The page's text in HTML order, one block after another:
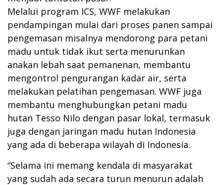
Melalui program ICS, WWF melakukan
pendampingan mulai dari proses panen sampai
pengemasan misalnya mendorong para petani
madu untuk tidak ikut serta menurunkan
anakan lebah saat pemanenan, membantu
mengontrol pengurangan kadar air, serta
melakukan pelatihan pengemasan. WWF juga
membantu menghubungkan petani madu
hutan Tesso Nilo dengan pasar lokal, termasuk
juga dengan jaringan madu hutan Indonesia
yang ada di beberapa wilayah di Indonesia.
“Selama ini memang kendala di masyarakat
yang sudah ada secara turun menurun adalah